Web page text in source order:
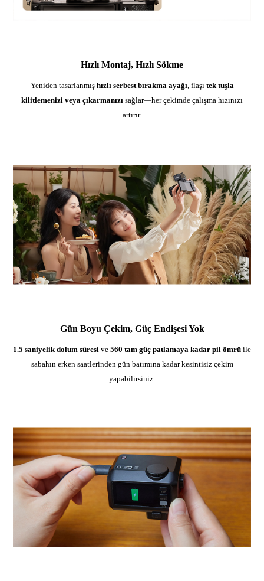
Hızlı Montaj, Hızlı Sökme
Yeniden tasarlanmış hızlı serbest bırakma ayağı , flaşı tek tuşla
kilitlemenizi veya çıkarmanızı sağlar—her çekimde çalışma hızınızı
artırır.
Gün Boyu Çekim, Güç Endişesi Yok
1.5 saniyelik dolum süresi ve 560 tam güç patlamaya kadar pil ömrü ile
sabahın erken saatlerinden gün batımına kadar kesintisiz çekim
yapabilirsiniz.